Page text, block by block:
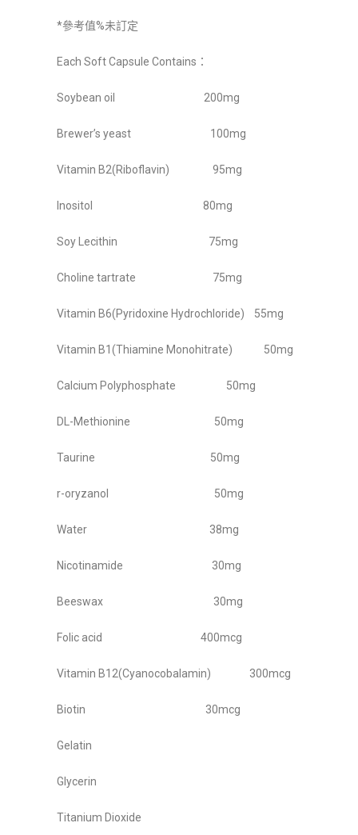
*參考值%未訂定
Each Soft Capsule Contains：
Soybean oil 200mg
Brewer’s yeast 100mg
Vitamin B2(Riboflavin) 95mg
Inositol 80mg
Soy Lecithin 75mg
Choline tartrate 75mg
Vitamin B6(Pyridoxine Hydrochloride) 55mg
Vitamin B1(Thiamine Monohitrate) 50mg
Calcium Polyphosphate 50mg
DL-Methionine 50mg
Taurine 50mg
r-oryzanol 50mg
Water 38mg
Nicotinamide 30mg
Beeswax 30mg
Folic acid 400mcg
Vitamin B12(Cyanocobalamin) 300mcg
Biotin 30mcg
Gelatin
Glycerin
Titanium Dioxide